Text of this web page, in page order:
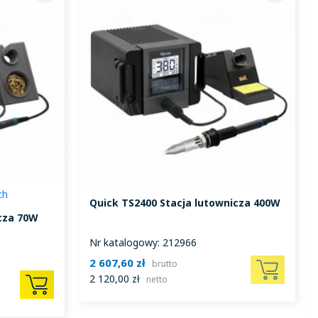
70W
Quick TS2400 Stacja lutownicza 400W
Nr katalogowy: 212966
2 607,60 zł brutto
2 120,00 zł netto